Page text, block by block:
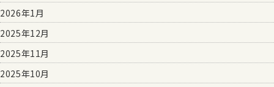
2026年1月
2025年12月
2025年11月
2025年10月